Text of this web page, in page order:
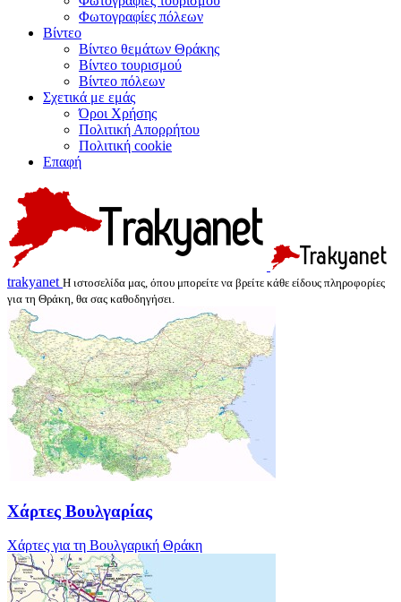
Φωτογραφίες πόλεων
Βίντεο
Βίντεο θεμάτων Θράκης
Βίντεο τουρισμού
Βίντεο πόλεων
Σχετικά με εμάς
Όροι Χρήσης
Πολιτική Απορρήτου
Πολιτική cookie
Επαφή
trakyanet Η ιστοσελίδα μας, όπου μπορείτε να βρείτε κάθε είδους πληροφορίες
για τη Θράκη, θα σας καθοδηγήσει.
Χάρτες Βουλγαρίας
Χάρτες για τη Βουλγαρική Θράκη